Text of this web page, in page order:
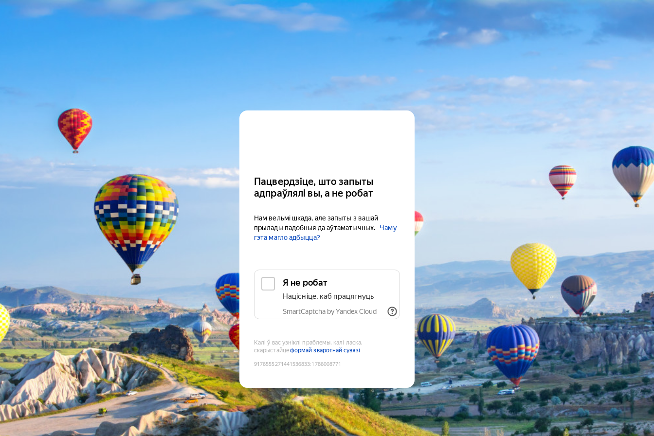
Пацвердзіце, што запыты
адпраўлялі вы, а не робат
Нам вельмі шкада, але запыты з вашай
прылады падобныя да аўтаматычных.
Чаму
гэта магло адбыцца?
Я не робат
Націсніце, каб працягнуць
SmartCaptcha by Yandex Cloud
Калі ў вас узніклі праблемы, калі ласка,
скарыстайцеформай зваротнай сувязі
9176555271441536833:1786008771